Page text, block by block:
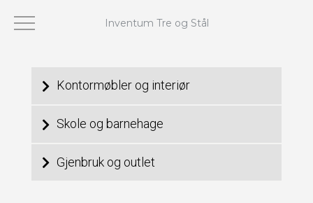
Kontormøbler og interiør
Skole og barnehage
Gjenbruk og outlet
Inventum Tre og Stål